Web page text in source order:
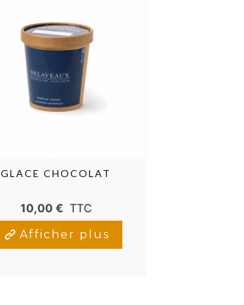
GLACE CHOCOLAT
10,00 € TTC
Afficher plus